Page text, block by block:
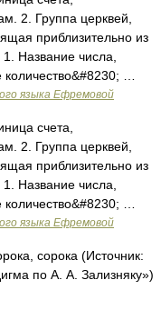
2. Группа церквей,
приблизительно из
Название числа,
…
языка Ефремовой
счета,
2. Группа церквей,
приблизительно из
Название числа,
…
языка Ефремовой
сорока (Источник:
по А. А. Зализняку»)